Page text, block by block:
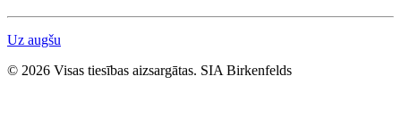
Uz augšu
© 2026 Visas tiesības aizsargātas. SIA Birkenfelds